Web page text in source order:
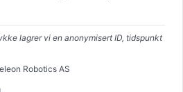
lagrer vi en anonymisert ID, tidspunkt
Robotics AS